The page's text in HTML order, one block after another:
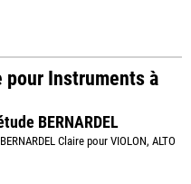
pour Instruments à
BERNARDEL
Claire pour VIOLON, ALTO